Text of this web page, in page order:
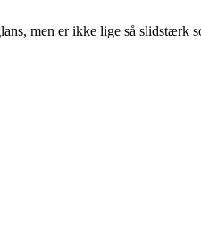
men er ikke lige så